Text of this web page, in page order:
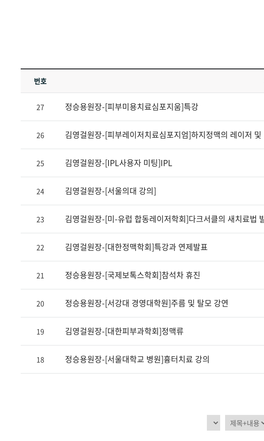
번호
27 정승용원장-[피부미용치료심포지움]특강
26 김영걸원장-[피부레이저치료심포지엄]하지정맥의 레이저
25 김영걸원장-[IPL사용자 미팅]IPL
24 김영걸원장-[서울의대 강의]
23 김영걸원장-[미-유럽 합동레이저학회]다크서클의 새치료법
22 김영걸원장-[대한정맥학회]특강과 연제발표
21 정승용원장-[국제보톡스학회]참석차 휴진
20 정승용원장-[서강대 경영대학원]주름 및 탈모 강연
19 김영걸원장-[대한피부과학회]정맥류
18 정승용원장-[서울대학교 병원]흉터치료 강의